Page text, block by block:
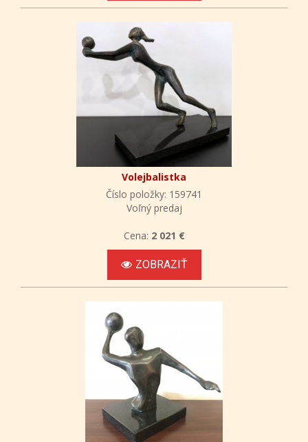
Volejbalistka
Číslo položky: 159741
Voľný predaj
Cena: 2 021 €
ZOBRAZIŤ